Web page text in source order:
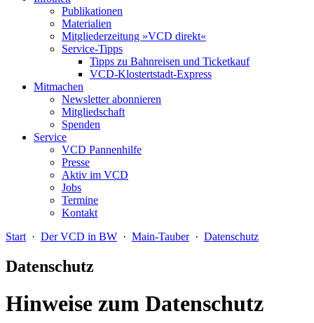
Publikationen
Materialien
Mitgliederzeitung »VCD direkt«
Service-Tipps
Tipps zu Bahnreisen und Ticketkauf
VCD-Klostertstadt-Express
Mitmachen
Newsletter abonnieren
Mitgliedschaft
Spenden
Service
VCD Pannenhilfe
Presse
Aktiv im VCD
Jobs
Termine
Kontakt
Start · Der VCD in BW · Main-Tauber· Datenschutz
Datenschutz
Hinweise zum Datenschutz